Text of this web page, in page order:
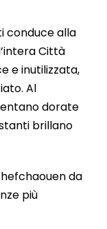
conduce alla
Città
e inutilizzata,
Al
dorate
brillano
da
più